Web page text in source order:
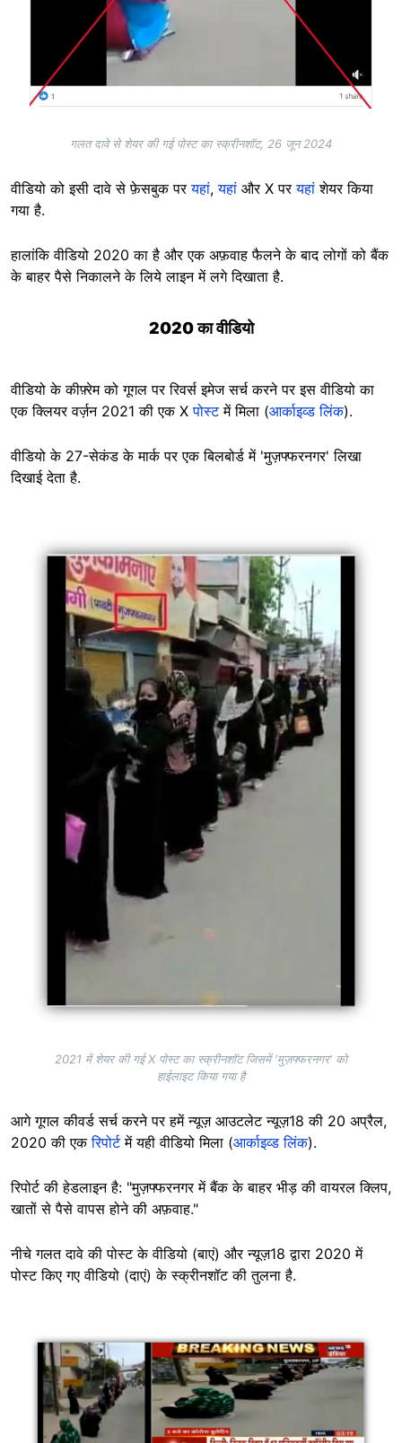
गलत दावे से शेयर की गई पोस्ट का स्क्रीनशॉट, 26 जून 2024
वीडियो को इसी दावे से फ़ेसबुक परयहां,यहां और X परयहांशेयर किया
गया है.
हालांकि वीडियो 2020 का है और एक अफ़वाह फैलने के बाद लोगों को बैंक
के बाहर पैसे निकालने के लिये लाइन में लगे दिखाता है.
2020 का वीडियो
वीडियो के कीफ़्रेम को गूगल पर रिवर्स इमेज सर्च करने पर इस वीडियो का
एक क्लियर वर्ज़न 2021 की एक Xपोस्टमें मिला (आर्काइव्ड लिंक).
वीडियो के 27-सेकंड के मार्क पर एक बिलबोर्ड में 'मुज़फ्फरनगर' लिखा
दिखाई देता है.
Image
2021 में शेयर की गई X पोस्ट का स्क्रीनशॉट जिसमें 'मुज़फ्फरनगर' को
हाईलाइट किया गया है
आगे गूगल कीवर्ड सर्च करने पर हमें न्यूज़ आउटलेट न्यूज़18 की 20 अप्रैल,
2020 की एकरिपोर्टमें यही वीडियो मिला (आर्काइव्ड लिंक).
रिपोर्ट की हेडलाइन है: "मुज़फ्फरनगर में बैंक के बाहर भीड़ की वायरल क्लिप,
खातों से पैसे वापस होने की अफ़वाह."
नीचे गलत दावे की पोस्ट के वीडियो (बाएं) और न्यूज़18 द्वारा 2020 में
पोस्ट किए गए वीडियो (दाएं) के स्क्रीनशॉट की तुलना है.
Image